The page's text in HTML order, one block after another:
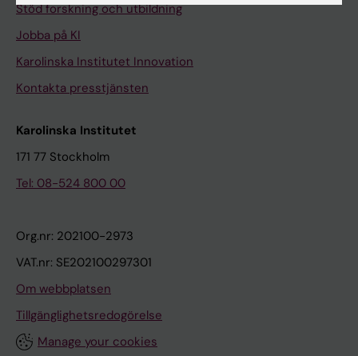
Stöd forskning och utbildning
Jobba på KI
Karolinska Institutet Innovation
Kontakta presstjänsten
Karolinska Institutet
171 77 Stockholm
Tel: 08-524 800 00
Org.nr: 202100-2973
VAT.nr: SE202100297301
Om webbplatsen
Tillgänglighetsredogörelse
Manage your cookies